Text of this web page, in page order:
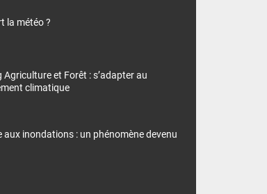
la météo ?
Agriculture et Forêt : s’adapter au
climatique
aux inondations : un phénomène devenu